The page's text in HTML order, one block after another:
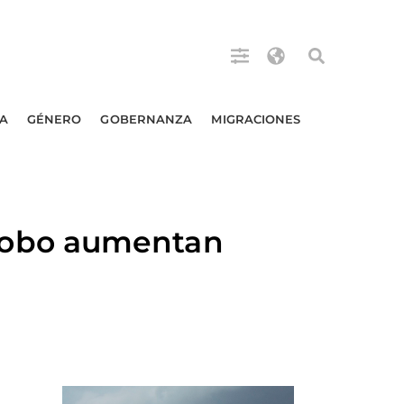
GÉNERO GOBERNANZA MIGRACIONES
aumentan